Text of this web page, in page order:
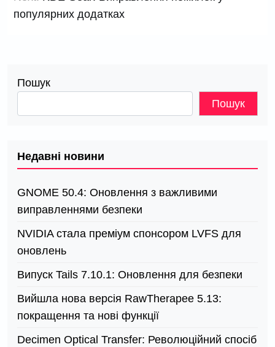
популярних додатках
Пошук
Пошук
Недавні новини
GNOME 50.4: Оновлення з важливими
виправленнями безпеки
NVIDIA стала преміум спонсором LVFS для
оновлень
Випуск Tails 7.10.1: Оновлення для безпеки
Вийшла нова версія RawTherapee 5.13:
покращення та нові функції
Decimen Optical Transfer: Революційний спосіб